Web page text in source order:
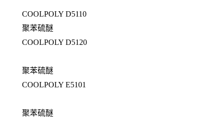
COOLPOLY D5110
聚苯硫醚
COOLPOLY D5120
聚苯硫醚
COOLPOLY E5101
聚苯硫醚